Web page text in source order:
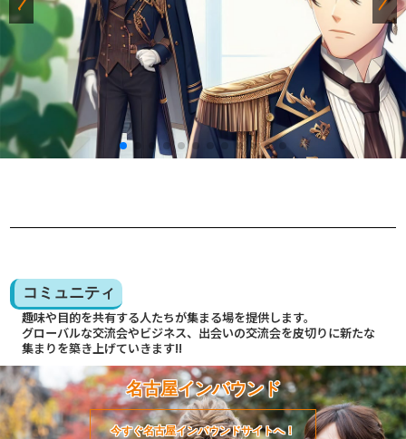
コミュニティ
趣味や目的を共有する人たちが集まる場を提供します。
グローバルな交流会やビジネス、出会いの交流会を皮切りに新たな
集まりを築き上げていきます!!
名古屋インバウンド
今すぐ名古屋インバウンドサイトへ！